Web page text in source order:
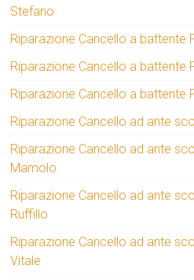
Stefano
Riparazione Cancello a battente
Riparazione Cancello a battente
Riparazione Cancello a battente
Riparazione Cancello ad ante
Riparazione Cancello ad ante
Mamolo
Riparazione Cancello ad ante
Ruffillo
Riparazione Cancello ad ante
Vitale